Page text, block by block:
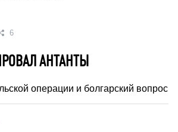
6
АНТАНТЫ
операции и болгарский вопрос